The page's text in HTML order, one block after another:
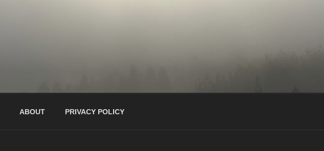
ABOUT PRIVACY POLICY